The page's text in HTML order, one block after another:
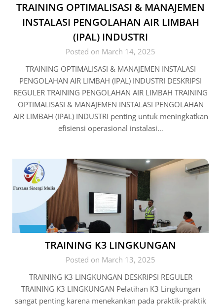
TRAINING OPTIMALISASI & MANAJEMEN
INSTALASI PENGOLAHAN AIR LIMBAH
(IPAL) INDUSTRI
Posted on March 14, 2025
TRAINING OPTIMALISASI & MANAJEMEN INSTALASI
PENGOLAHAN AIR LIMBAH (IPAL) INDUSTRI DESKRIPSI
REGULER TRAINING PENGOLAHAN AIR LIMBAH TRAINING
OPTIMALISASI & MANAJEMEN INSTALASI PENGOLAHAN
AIR LIMBAH (IPAL) INDUSTRI penting untuk meningkatkan
efisiensi operasional instalasi…
TRAINING K3 LINGKUNGAN
Posted on March 13, 2025
TRAINING K3 LINGKUNGAN DESKRIPSI REGULER
TRAINING K3 LINGKUNGAN Pelatihan K3 Lingkungan
sangat penting karena menekankan pada praktik-praktik